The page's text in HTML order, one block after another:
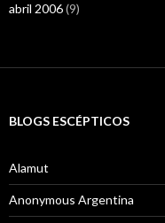
abril 2006(9)
BLOGS ESCÉPTICOS
Alamut
Anonymous Argentina